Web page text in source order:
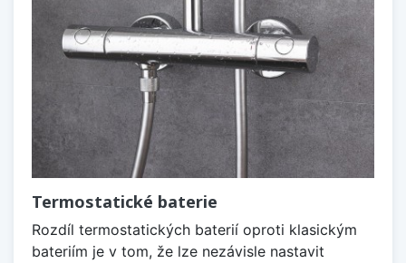
Termostatické baterie
Rozdíl termostatických baterií oproti klasickým
bateriím je v tom, že lze nezávisle nastavit